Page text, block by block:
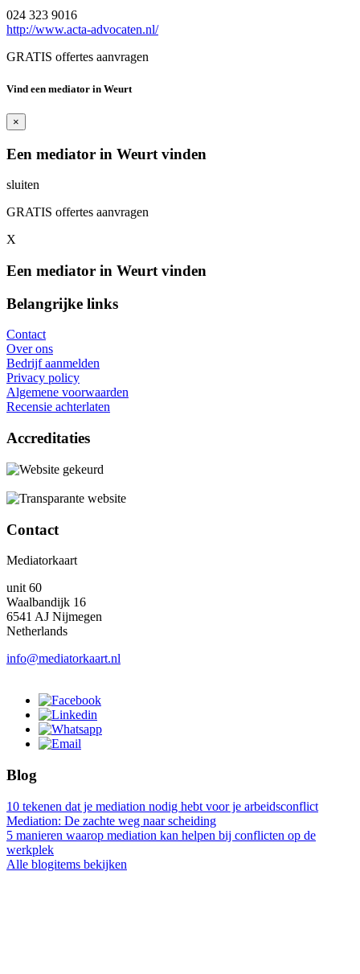
024 323 9016
http://www.acta-advocaten.nl/
GRATIS offertes aanvragen
Vind een mediator in Weurt
×
Een mediator in Weurt vinden
sluiten
GRATIS offertes aanvragen
X
Een mediator in Weurt vinden
Belangrijke links
Contact
Over ons
Bedrijf aanmelden
Privacy policy
Algemene voorwaarden
Recensie achterlaten
Accreditaties
Contact
Mediatorkaart
unit 60
Waalbandijk 16
6541 AJ Nijmegen
Netherlands
info@mediatorkaart.nl
Blog
10 tekenen dat je mediation nodig hebt voor je arbeidsconflict
Mediation: De zachte weg naar scheiding
5 manieren waarop mediation kan helpen bij conflicten op de
werkplek
Alle blogitems bekijken